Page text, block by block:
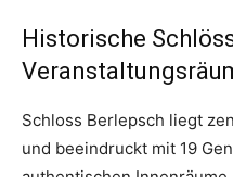
Historische
Schloss Berlepsch liegt
und beeindruckt mit 19